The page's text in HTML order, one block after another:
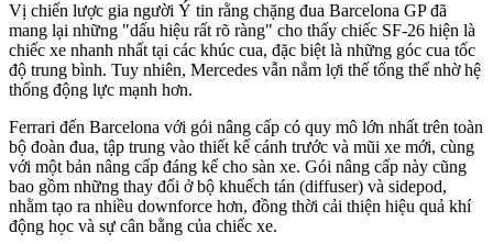
Vị chiến lược gia người Ý tin rằng chặng đua Barcelona GP đã
mang lại những "dấu hiệu rất rõ ràng" cho thấy chiếc SF-26 hiện là
chiếc xe nhanh nhất tại các khúc cua, đặc biệt là những góc cua tốc
độ trung bình. Tuy nhiên, Mercedes vẫn nắm lợi thế tổng thể nhờ hệ
thống động lực mạnh hơn.
Ferrari đến Barcelona với gói nâng cấp có quy mô lớn nhất trên toàn
bộ đoàn đua, tập trung vào thiết kế cánh trước và mũi xe mới, cùng
với một bản nâng cấp đáng kể cho sàn xe. Gói nâng cấp này cũng
bao gồm những thay đổi ở bộ khuếch tán (diffuser) và sidepod,
nhằm tạo ra nhiều downforce hơn, đồng thời cải thiện hiệu quả khí
động học và sự cân bằng của chiếc xe.